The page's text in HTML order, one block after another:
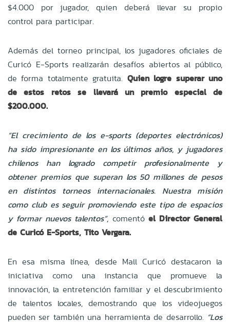
$4.000 por jugador, quien deberá llevar su propio
control para participar.
Además del torneo principal, los jugadores oficiales de
Curicó E-Sports realizarán desafíos abiertos al público,
de forma totalmente gratuita. Quien logre superar uno
de estos retos se llevará un premio especial de
$200.000.
“El crecimiento de los e-sports (deportes electrónicos)
ha sido impresionante en los últimos años, y jugadores
chilenos han logrado competir profesionalmente y
obtener premios que superan los 50 millones de pesos
en distintos torneos internacionales. Nuestra misión
como club es seguir promoviendo este tipo de espacios
y formar nuevos talentos”, comentó el Director General
de Curicó E-Sports, Tito Vergara.
En esa misma línea, desde Mall Curicó destacaron la
iniciativa como una instancia que promueve la
innovación, la entretención familiar y el descubrimiento
de talentos locales, demostrando que los videojuegos
pueden ser también una herramienta de desarrollo. “Los